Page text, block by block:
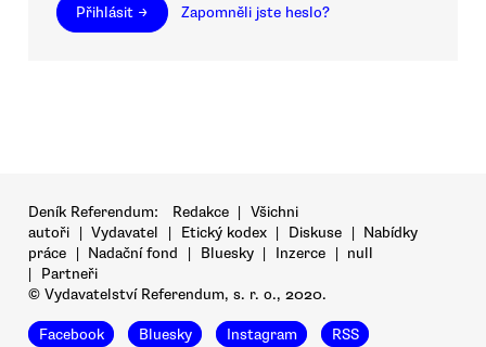
Přihlásit → Zapomněli jste heslo?
Deník Referendum: Redakce | Všichni
autoři | Vydavatel | Etický kodex | Diskuse | Nabídky
práce | Nadační fond | Bluesky | Inzerce | null
|
Partneři
© Vydavatelství Referendum, s. r. o., 2020.
Facebook Bluesky Instagram RSS